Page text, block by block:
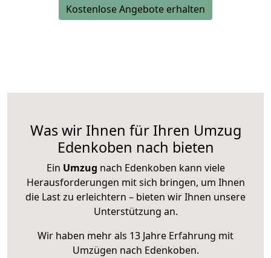
Kostenlose Angebote erhalten
Was wir Ihnen für Ihren Umzug
Edenkoben nach bieten
Ein Umzug nach Edenkoben kann viele
Herausforderungen mit sich bringen, um Ihnen
die Last zu erleichtern – bieten wir Ihnen unsere
Unterstützung an.
Wir haben mehr als 13 Jahre Erfahrung mit
Umzügen nach Edenkoben.